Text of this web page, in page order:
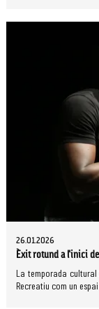
26.01.2026
Èxit rotund a l'inici
La temporada
Recreatiu com un